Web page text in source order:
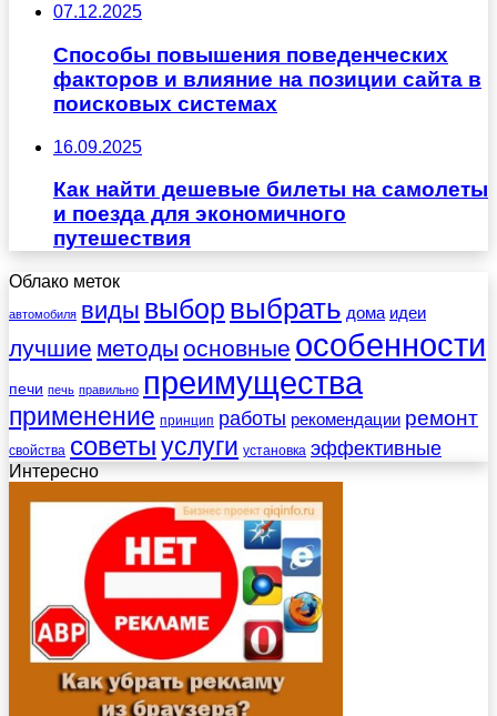
07.12.2025
Способы повышения поведенческих
факторов и влияние на позиции сайта в
поисковых системах
16.09.2025
Как найти дешевые билеты на самолеты
и поезда для экономичного
путешествия
Облако меток
автомобиля виды выбор выбрать дома идеи
лучшие методы основные особенности
печи печь правильно преимущества
применение принцип работы рекомендации ремонт
свойства советыуслуги установка эффективные
Интересно